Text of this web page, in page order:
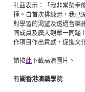
孔茲表示：「我非常榮幸
揮。自首次排練起，我已
對學習的渴望及透過音樂
團成員及廣大觀眾一同踏
作項目作出貢獻，促進文
請按此下載高清圖片。
有關香港演藝學院